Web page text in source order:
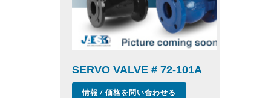
SERVO VALVE # 72-101A
情報 / 価格を問い合わせる